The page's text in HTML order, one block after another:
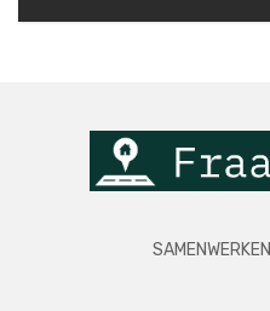
SAMENWERKEN